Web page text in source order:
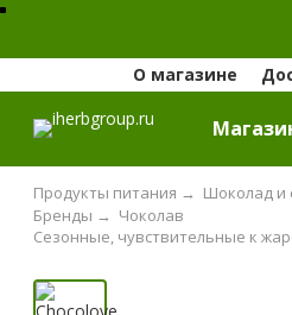
О магазине
Продукты питания → Шоколад и
Чоколав
Бренды →
Сезонные, чувствительные к